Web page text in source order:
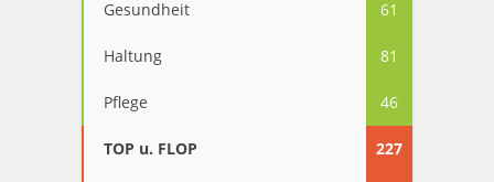
Gesundheit 61
Haltung 81
Pflege 46
TOP u. FLOP 227